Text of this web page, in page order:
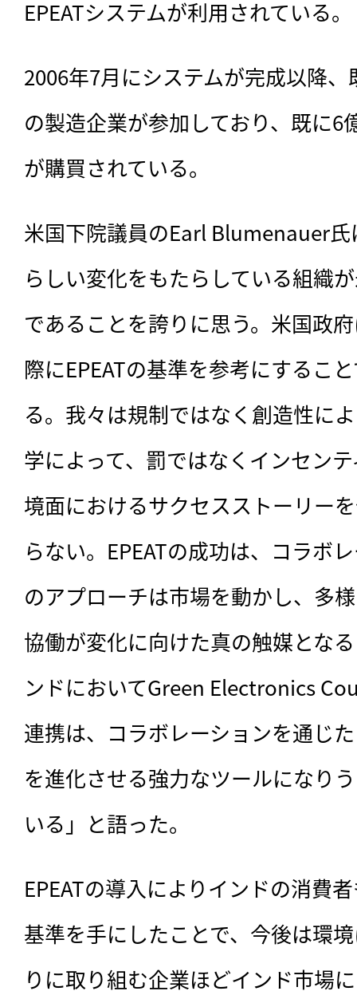
EPEATシステムが利用されている。
2006年7月にシステムが完成以降
の製造企業が参加しており、既に6
が購買されている。
米国下院議員のEarl Blumenauer
らしい変化をもたらしている組織
であることを誇りに思う。米国政
際にEPEATの基準を参考にするこ
る。我々は規制ではなく創造性に
学によって、罰ではなくインセン
境面におけるサクセスストーリー
らない。EPEATの成功は、コラボ
のアプローチは市場を動かし、多
協働が変化に向けた真の触媒とな
ンドにおいてGreen Electronics
連携は、コラボレーションを通じ
を進化させる強力なツールになり
いる」と語った。
EPEATの導入によりインドの消費
基準を手にしたことで、今後は環
りに取り組む企業ほどインド市場